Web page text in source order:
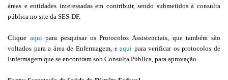
áreas e entidades interessadas em contribuir, sendo submetidos à consulta
pública no site da SES-DF.
Clique aquipara pesquisar os Protocolos Assistenciais, que também são
voltados para a área de Enfermagem, eaqui para verificar os protocolos de
Enfermagem que se encontram sob Consulta Pública, para aprovação.